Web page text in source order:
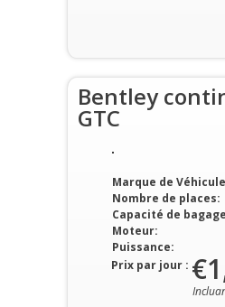
Bentley
GTC
Marque de
Nombre de places:
Capacité de
Moteur:
Puissance:
Prix par jour :